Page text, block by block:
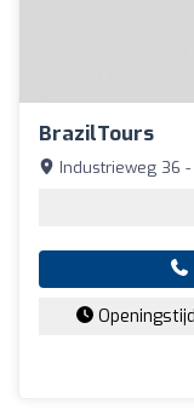
BrazilTours
Industrieweg 36 -